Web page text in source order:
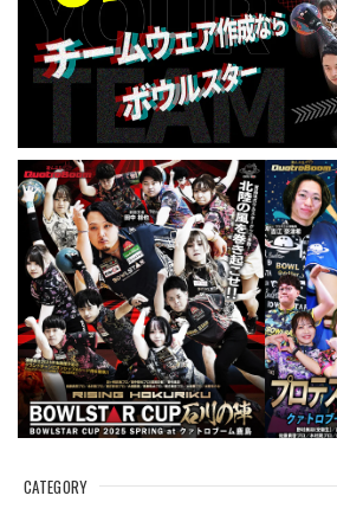
CATEGORY